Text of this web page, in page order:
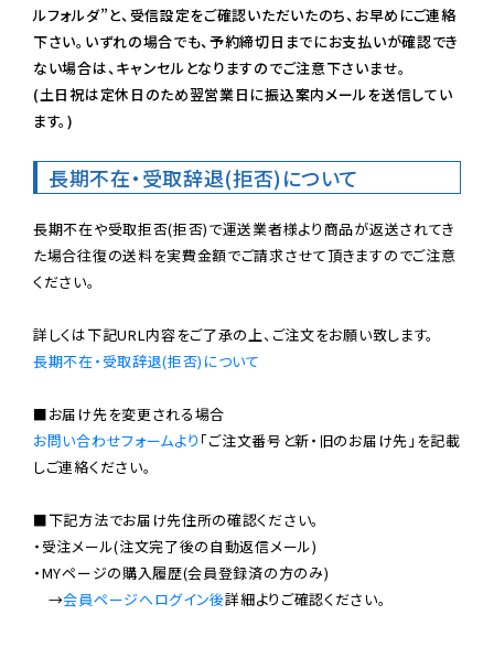
ルフォルダ”と、受信設定をご確認いただいたのち、お早めにご連絡
下さい。いずれの場合でも、予約締切日までにお支払いが確認でき
ない場合は、キャンセルとなりますのでご注意下さいませ。
(土日祝は定休日のため翌営業日に振込案内メールを送信してい
ます。)
長期不在・受取辞退(拒否)について
長期不在や受取拒否(拒否)で運送業者様より商品が返送されてき
た場合往復の送料を実費金額でご請求させて頂きますのでご注意
ください。
長期不在・受取辞退(拒否)について
お問い合わせフォームより 「ご注文番号と新・旧のお届け先」を記載
しご連絡ください。
■下記方法でお届け先住所の確認ください。
・受注メール(注文完了後の自動返信メール)
・MYページの購入履歴(会員登録済の方のみ)
→会員ページへログイン後